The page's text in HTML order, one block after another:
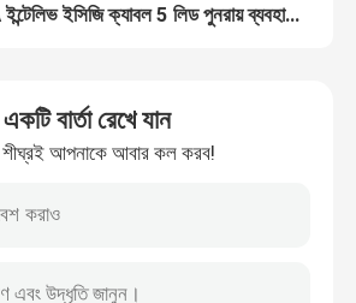
মাল্টি লিংক ইসিজি প্রতিস্থাপন যন্ত্রাংশ ক্যাবল 3 ইন্টিগ্রেটেড গ্র্যাবার লিড তারের সঙ্গে সীসা 3.6M
একটি বার্তা রেখে যান
আপনাকে আবার কল করব!